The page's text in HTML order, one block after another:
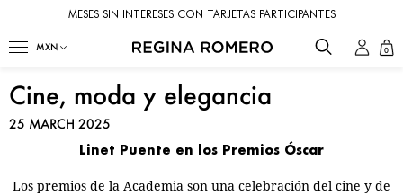
MESES SIN INTERESES CON TARJETAS PARTICIPANTES
0
Cine, moda y elegancia
25 MARCH 2025
Linet Puente en los Premios Óscar
Los premios de la Academia son una celebración del cine y de